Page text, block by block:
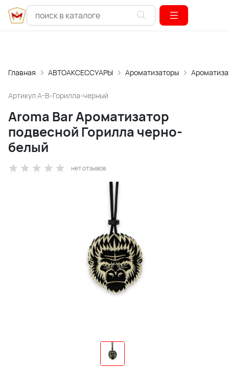
Главная АВТОАКСЕССУАРЫ Ароматизаторы
Артикул A-B-Горилла-черный
Aroma Bar Ароматизатор
подвесной Горилла черно-
белый
нет отзывов